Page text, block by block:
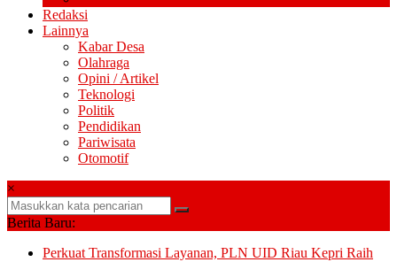
Redaksi
Lainnya
Kabar Desa
Olahraga
Opini / Artikel
Teknologi
Politik
Pendidikan
Pariwisata
Otomotif
×
Berita Baru:
Perkuat Transformasi Layanan, PLN UID Riau Kepri Raih